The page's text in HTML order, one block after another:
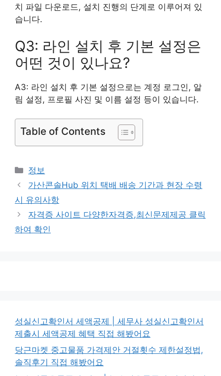
치 파일 다운로드, 설치 진행의 단계로 이루어져 있
습니다.
Q3: 라인 설치 후 기본 설정은
어떤 것이 있나요?
A3: 라인 설치 후 기본 설정으로는 계정 로그인, 알
림 설정, 프로필 사진 및 이름 설정 등이 있습니다.
Table of Contents
카
테
고
리
정보
가산콘솔Hub 위치 택배 배송 기간과 현장 수령
시 유의사항
자격증 사이트 다양한자격증,최신문제제공 클릭
하여 확인
성실신고확인서 세액공제 | 세무사 성실신고확인서
제출시 세액공제 혜택 직접 해봤어요
당근마켓 중고물품 가격제안 거절횟수 제한설정법,
솔직후기 직접 해봤어요